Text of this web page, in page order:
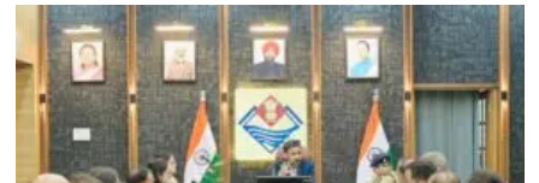
से
ही
है
आत्मिक
उन्नति:
साध्वी
विदुषी